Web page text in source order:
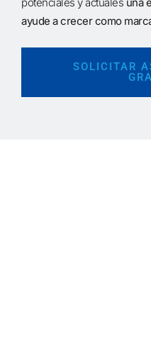
ayude a crecer como
SOLICITAR